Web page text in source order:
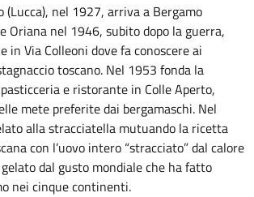
(Lucca), nel 1927, arriva a Bergamo
Oriana nel 1946, subito dopo la guerra,
in Via Colleoni dove fa conoscere ai
toscano. Nel 1953 fonda la
e ristorante in Colle Aperto,
mete preferite dai bergamaschi. Nel
alla stracciatella mutuando la ricetta
con l’uovo intero “stracciato” dal calore
dal gusto mondiale che ha fatto
nei cinque continenti.